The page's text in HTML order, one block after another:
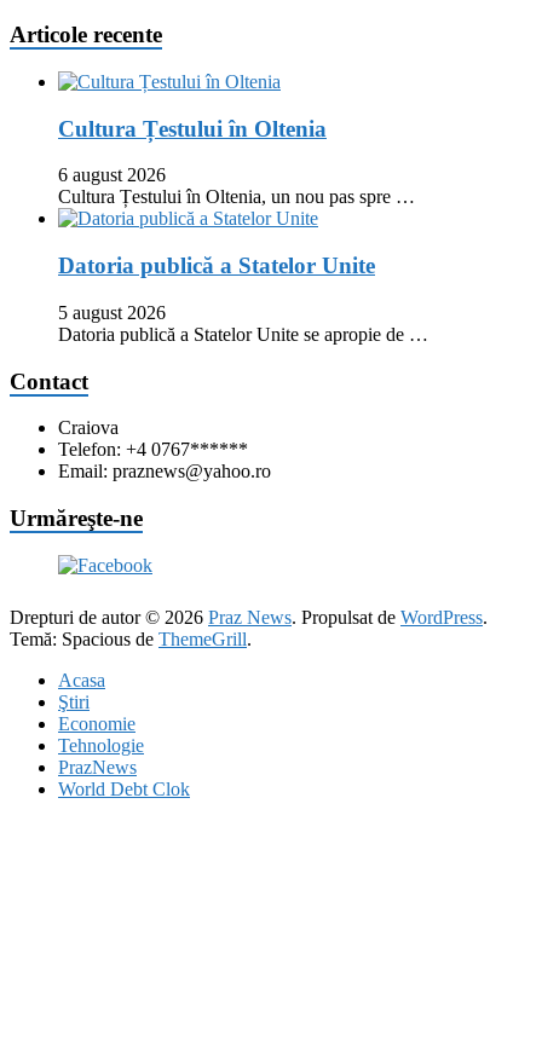
Articole recente
Cultura Țestului în Oltenia
6 august 2026
Cultura Țestului în Oltenia, un nou pas spre …
Datoria publică a Statelor Unite
5 august 2026
Datoria publică a Statelor Unite se apropie de …
Contact
Craiova
Telefon: +4 0767******
Email: praznews@yahoo.ro
Urmăreşte-ne
Drepturi de autor © 2026 Praz News. Propulsat de WordPress.
Temă: Spacious de ThemeGrill.
Acasa
Ştiri
Economie
Tehnologie
PrazNews
World Debt Clok